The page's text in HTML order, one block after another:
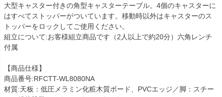
大型キャスター付きの角型キャスターテーブル。4個のキャスターに
はすべてストッパーがついています。移動時以外はキャスターのス
トッパーをロックしてご使用ください。
組立について:お客様組立商品です（2人以上で約20分）六角レンチ
付属
【商品仕様】
商品番号:RFCTT-WL8080NA
材質:天板：低圧メラミン化粧木質ボード、PVCエッジ／脚：スチー